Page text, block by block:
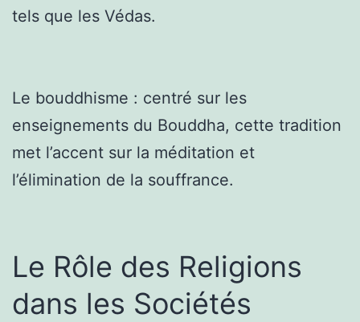
tels que les Védas.
Le bouddhisme : centré sur les
enseignements du Bouddha, cette tradition
met l’accent sur la méditation et
l’élimination de la souffrance.
Le Rôle des Religions
dans les Sociétés